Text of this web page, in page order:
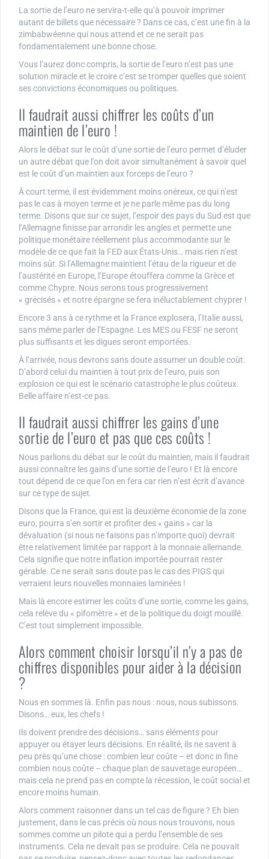
La sortie de l’euro ne servira-t-elle qu’à pouvoir imprimer
autant de billets que nécessaire ? Dans ce cas, c’est une fin à la
zimbabwéenne qui nous attend et ce ne serait pas
fondamentalement une bonne chose.
Vous l’aurez donc compris, la sortie de l’euro n’est pas une
solution miracle et le croire c’est se tromper quelles que soient
ses convictions économiques ou politiques.
Il faudrait aussi chiffrer les coûts d’un
maintien de l’euro !
Alors le débat sur le coût d’une sortie de l’euro permet d’éluder
un autre débat que l’on doit avoir simultanément à savoir quel
est le coût d’un maintien aux forceps de l’euro ?
À court terme, il est évidemment moins onéreux, ce qui n’est
pas le cas à moyen terme et je ne parle même pas du long
terme. Disons que sur ce sujet, l’espoir des pays du Sud est que
l’Allemagne finisse par arrondir les angles et permette une
politique monétaire réellement plus accommodante sur le
modèle de ce que fait la FED aux États-Unis… mais rien n’est
moins sûr. Si l’Allemagne maintient l’étau de la rigueur et de
l’austérité en Europe, l’Europe étouffera comme la Grèce et
comme Chypre. Nous serons tous progressivement
« grécisés » et notre épargne se fera inéluctablement chyprer !
Encore 3 ans à ce rythme et la France explosera, l’Italie aussi,
sans même parler de l’Espagne. Les MES ou FESF ne seront
plus suffisants et les digues seront emportées.
À l’arrivée, nous devrons sans doute assumer un double coût.
D’abord celui du maintien à tout prix de l’euro, puis son
explosion ce qui est le scénario catastrophe le plus coûteux.
Belle affaire n’est-ce pas.
Il faudrait aussi chiffrer les gains d’une
sortie de l’euro et pas que ces coûts !
Nous parlions du débat sur le coût du maintien, mais il faudrait
aussi connaître les gains d’une sortie de l’euro ! Et là encore
tout dépend de ce que l’on en fera car rien n’est écrit d’avance
sur ce type de sujet.
Disons que la France, qui est la deuxième économie de la zone
euro, pourra s’en sortir et profiter des « gains » car la
dévaluation (si nous ne faisons pas n’importe quoi) devrait
être relativement limitée par rapport à la monnaie allemande.
Cela signifie que notre inflation importée pourrait rester
gérable. Ce ne serait sans doute pas le cas des PIGS qui
verraient leurs nouvelles monnaies laminées !
Mais là encore estimer les coûts d’une sortie, comme les gains,
cela relève du « pifomètre » et de la politique du doigt mouillé.
C’est tout simplement impossible.
Alors comment choisir lorsqu’il n’y a pas de
chiffres disponibles pour aider à la décision
?
Nous en sommes là. Enfin pas nous : nous, nous subissons.
Disons… eux, les chefs !
Ils doivent prendre des décisions… sans éléments pour
appuyer ou étayer leurs décisions. En réalité, ils ne savent à
peu près qu’une chose : combien leur coûte – et donc in fine
combien nous coûte – chaque plan de sauvetage européen…
mais cela ne prend pas en compte la récession, le coût social et
encore moins humain.
Alors comment raisonner dans un tel cas de figure ? Eh bien
justement, dans le cas précis où nous nous trouvons, nous
sommes comme un pilote qui a perdu l’ensemble de ses
instruments. Cela ne devait pas se produire. Cela ne pouvait